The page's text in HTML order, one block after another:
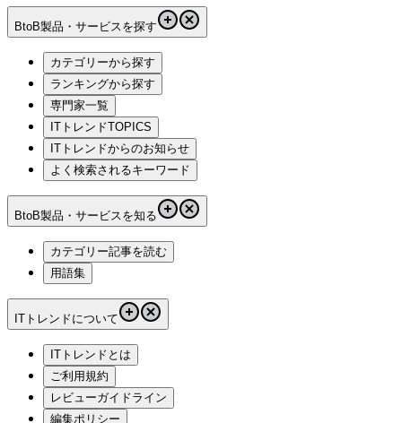
BtoB製品・サービスを探す
カテゴリーから探す
ランキングから探す
専門家一覧
ITトレンドTOPICS
ITトレンドからのお知らせ
よく検索されるキーワード
BtoB製品・サービスを知る
カテゴリー記事を読む
用語集
ITトレンドについて
ITトレンドとは
ご利用規約
レビューガイドライン
編集ポリシー